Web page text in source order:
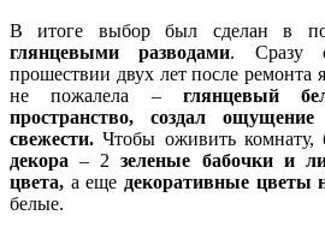
В итоге выбор был сделан в
глянцевыми разводами. Сразу
прошествии двух лет после ремонта
не пожалела – глянцевый
пространство, создал
свежести. Чтобы оживить
декора– 2зеленые бабочки и
цвета, а еще декоративные цветы
белые.